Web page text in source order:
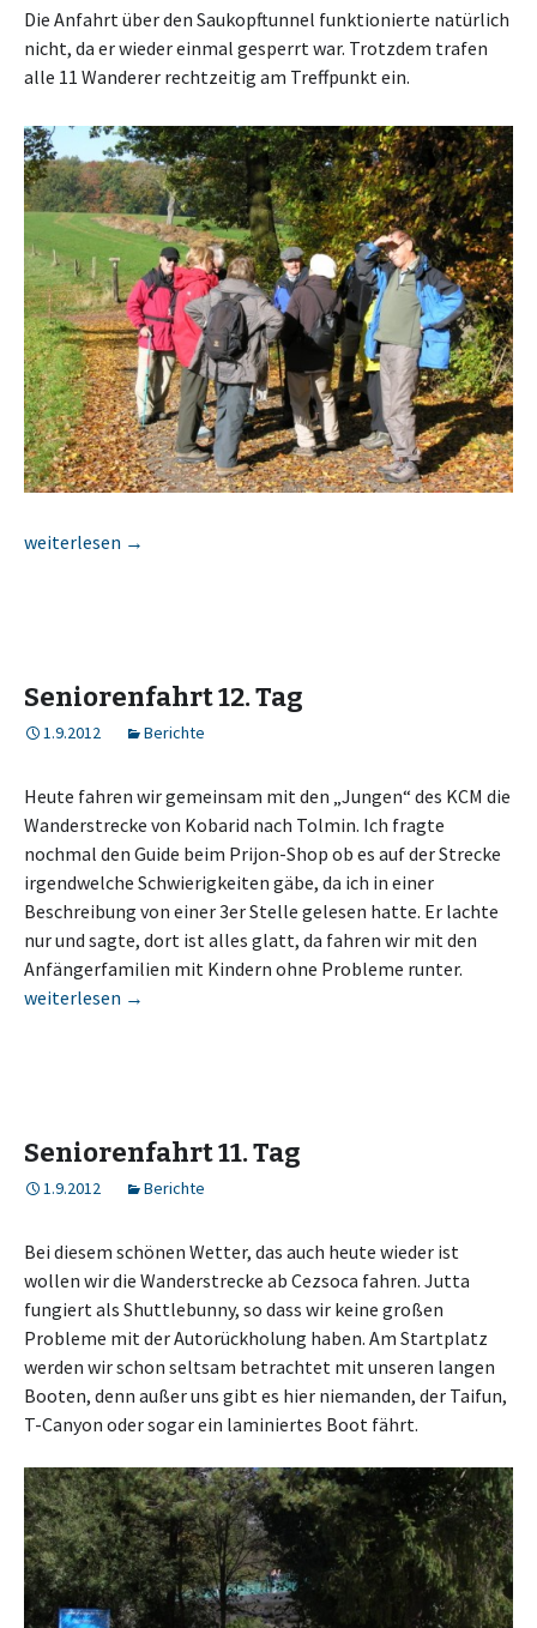
Die Anfahrt über den Saukopftunnel funktionierte natürlich
nicht, da er wieder einmal gesperrt war. Trotzdem trafen
alle 11 Wanderer rechtzeitig am Treffpunkt ein.
Odenwaldwanderung am 28.10.2012
weiterlesen →
Seniorenfahrt 12. Tag
1.9.2012 Berichte
Heute fahren wir gemeinsam mit den „Jungen“ des KCM die
Wanderstrecke von Kobarid nach Tolmin. Ich fragte
nochmal den Guide beim Prijon-Shop ob es auf der Strecke
irgendwelche Schwierigkeiten gäbe, da ich in einer
Beschreibung von einer 3er Stelle gelesen hatte. Er lachte
nur und sagte, dort ist alles glatt, da fahren wir mit den
Anfängerfamilien mit Kindern ohne Probleme runter.
Seniorenfahrt 12. Tag
weiterlesen →
Seniorenfahrt 11. Tag
1.9.2012 Berichte
Bei diesem schönen Wetter, das auch heute wieder ist
wollen wir die Wanderstrecke ab Cezsoca fahren. Jutta
fungiert als Shuttlebunny, so dass wir keine großen
Probleme mit der Autorückholung haben. Am Startplatz
werden wir schon seltsam betrachtet mit unseren langen
Booten, denn außer uns gibt es hier niemanden, der Taifun,
T-Canyon oder sogar ein laminiertes Boot fährt.